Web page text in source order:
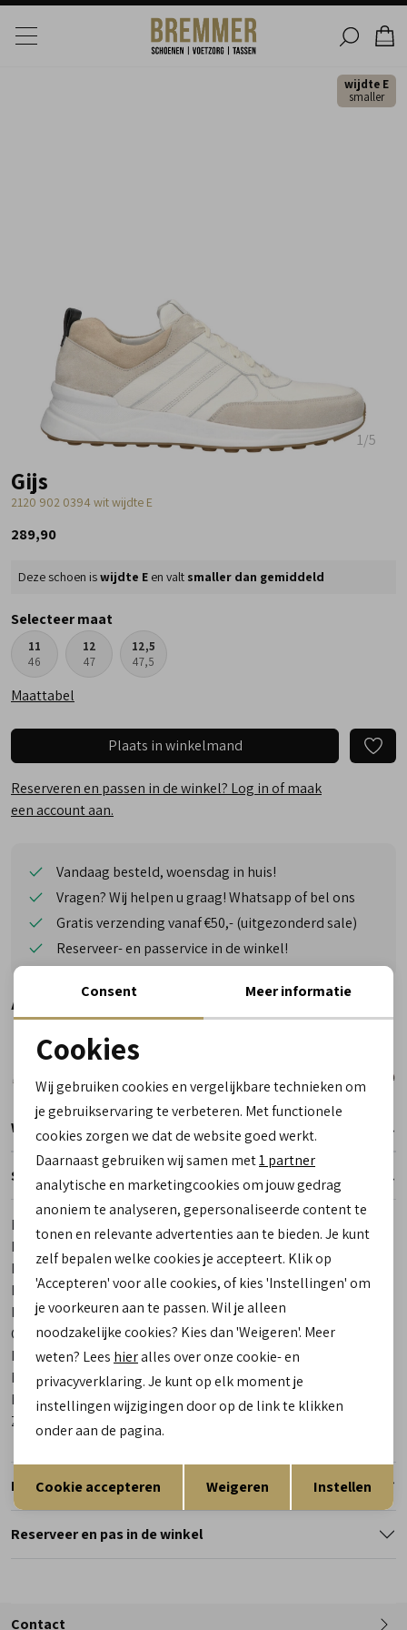
1/5
wijdte E
smaller
Gijs
2120 902 0394 wit wijdte E
289,90
Deze schoen iswijdte E en valt smaller dan gemiddeld
Selecteer maat
11
46
12
47
12,5
47,5
Maattabel
Plaats in winkelmand
Reserveren en passen in de winkel? Log in of maak
een account aan.
Vandaag besteld, woensdag in huis!
Vragen? Wij helpen u graag! Whatsapp of bel ons
Gratis verzending vanaf €50,- (uitgezonderd sale)
Reserveer- en passervice in de winkel!
Alternatieve kleuren
Winkelvoorraad
Specificaties
Merk
Leveranciercode
Bestelcode
00024132-10
Breedtemaat
E
Los voetbed
Ja
Categorie
Sneakers | veterschoenen
Kleur
Wit
Materiaal buitenkant
Combinatie Leer
Materiaal binnenkant
Leer
Zool
Retourneren
Reserveer en pas in de winkel
Contact
Noodzakelijke cookies
Analytische cookies
Marketing cookies
Terug Opslaan
Consent Meer informatie
Cookies
Wij gebruiken cookies en vergelijkbare technieken om
je gebruikservaring te verbeteren. Met functionele
cookies zorgen we dat de website goed werkt.
Daarnaast gebruiken wij samen met1 partner
analytische en marketingcookies om jouw gedrag
anoniem te analyseren, gepersonaliseerde content te
tonen en relevante advertenties aan te bieden. Je kunt
zelf bepalen welke cookies je accepteert. Klik op
'Accepteren' voor alle cookies, of kies 'Instellingen' om
je voorkeuren aan te passen. Wil je alleen
noodzakelijke cookies? Kies dan 'Weigeren'. Meer
weten? Lees hieralles over onze cookie- en
privacyverklaring. Je kunt op elk moment je
instellingen wijzigingen door op de link te klikken
onder aan de pagina.
Cookie accepteren Weigeren Instellen